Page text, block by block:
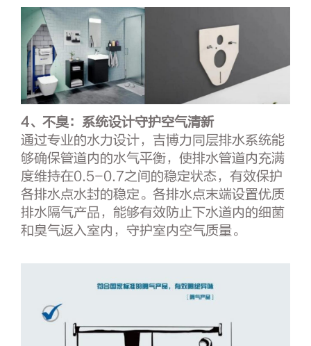
4、不臭：系统设计守护空气清新
通过专业的水力设计，吉博力同层排水系统能
够确保管道内的水气平衡，使排水管道内充满
度维持在0.5-0.7之间的稳定状态，有效保护
各排水点水封的稳定。各排水点末端设置优质
排水隔气产品，能够有效防止下水道内的细菌
和臭气返入室内，守护室内空气质量。